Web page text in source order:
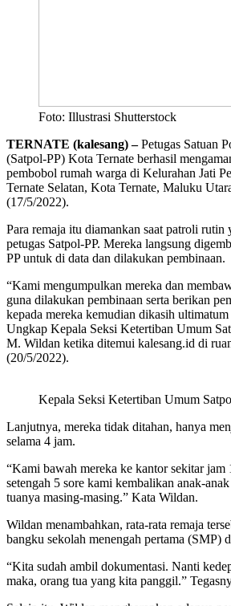
Foto: Illustrasi Shutterstock
TERNATE (kalesang) –Petugas Satuan
(Satpol-PP) Kota Ternate berhasil
pembobol rumah warga di Kelurahan Jati
Ternate Selatan, Kota Ternate, Maluku
(17/5/2022).
Para remaja itu diamankan saat patroli rutin
petugas Satpol-PP. Mereka langsung
PP untuk di data dan dilakukan pembinaan.
“Kami mengumpulkan mereka dan
guna dilakukan pembinaan serta berikan
kepada mereka kemudian dikasih
Ungkap Kepala Seksi Ketertiban Umum
M. Wildan ketika ditemui kalesang.id di
(20/5/2022).
Kepala Seksi Ketertiban Umum
Lanjutnya, mereka tidak ditahan, hanya
selama 4 jam.
“Kami bawah mereka ke kantor sekitar jam
setengah 5 sore kami kembalikan anak-
tuanya masing-masing.” Kata Wildan.
Wildan menambahkan, rata-rata remaja
bangku sekolah menengah pertama (SMP)
“Kita sudah ambil dokumentasi. Nanti
maka, orang tua yang kita panggil.”